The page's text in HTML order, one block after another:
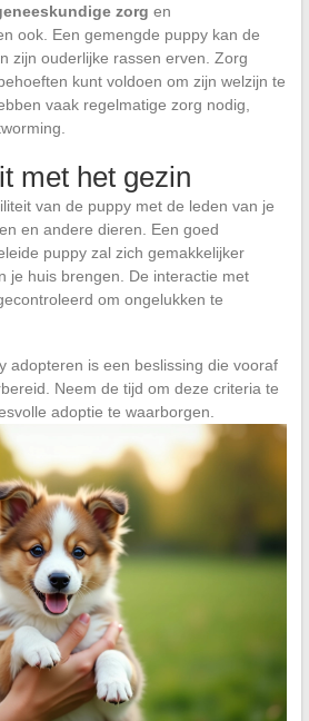
zorg en
ook. Een gemengde puppy kan de
zijn ouderlijke rassen erven. Zorg
kunt voldoen om zijn welzijn te
vaak regelmatige zorg nodig,
met het gezin
van de puppy met de leden van je
en andere dieren. Een goed
puppy zal zich gemakkelijker
je huis brengen. De interactie met
om ongelukken te
adopteren is een beslissing die vooraf
Neem de tijd om deze criteria te
adoptie te waarborgen.